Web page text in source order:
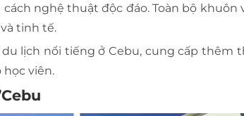
nghệ thuật độc đáo. Toàn bộ khuôn
tinh tế.
lịch nổi tiếng ở Cebu, cung cấp thêm
viên.